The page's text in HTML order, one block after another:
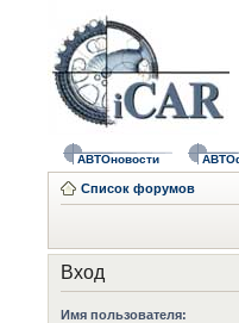
АВТОновости
Список форумов
Вход
Имя пользователя: